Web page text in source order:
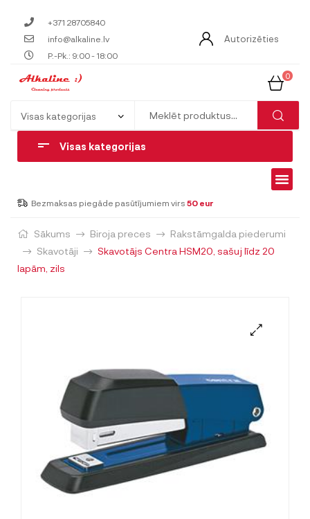
+371 28705840
info@alkaline.lv
P.-Pk.: 9:00 - 18:00
Autorizēties
0
Visas kategorijas
Bezmaksas piegāde pasūtījumiem virs 50 eur
Sākums Biroja preces
Rakstāmgalda piederumi
Skavotāji
Skavotājs Centra HSM20, sašuj līdz 20
lapām, zils